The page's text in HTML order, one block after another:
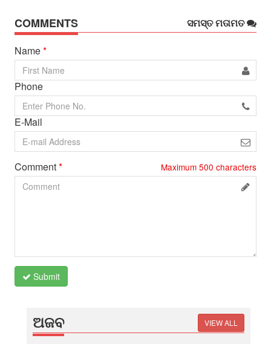
COMMENTS
ସମସ୍ତ ମତାମତ
Name*
Phone
E-Mail
Comment* Maximum 500 characters
Submit
ଅଜବ VIEW ALL